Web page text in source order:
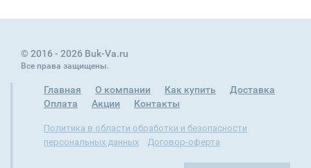
© 2016 - 2026 Buk-Va.ru
Все права защищены.
Главная О компании Как купить
Доставка
Оплата
Акции Контакты
Политика в области обработки и безопасности
персональных данных
Договор-оферта